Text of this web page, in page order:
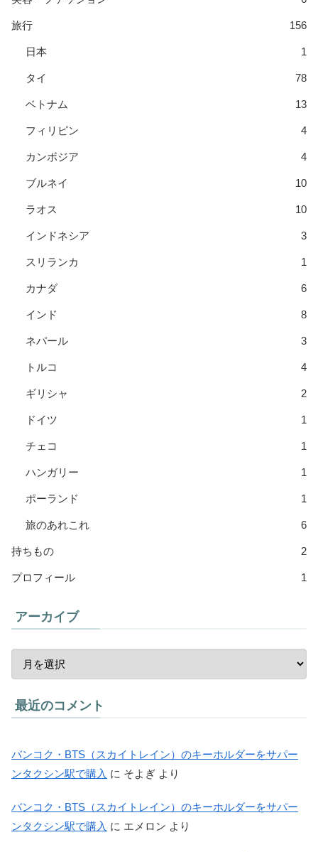
旅行 156
日本 1
タイ 78
ベトナム 13
フィリピン 4
カンボジア 4
ブルネイ 10
ラオス 10
インドネシア 3
スリランカ 1
カナダ 6
インド 8
ネパール 3
トルコ 4
ギリシャ 2
ドイツ 1
チェコ 1
ハンガリー 1
ポーランド 1
旅のあれこれ 6
持ちもの 2
プロフィール 1
アーカイブ
最近のコメント
バンコク・BTS（スカイトレイン）のキーホルダーをサパー
ンタクシン駅で購入 に そよぎ より
バンコク・BTS（スカイトレイン）のキーホルダーをサパー
ンタクシン駅で購入 に エメロン より